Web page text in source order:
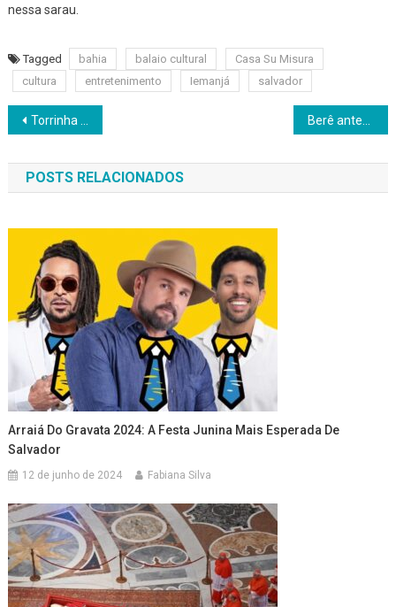
nessa sarau.
Tagged bahia balaio cultural
Casa Su Misura
cultura
entretenimento Iemanjá salvador
Navegação
de
Post
Torrinha Club traz a mistura de ritmos com Belo, Matheus e Kauan e Timbalada Berê antecipa festejos de 2 de Fevereiro com edição privativo da Bereguedê no Rio Vermelho
POSTS RELACIONADOS
Arraiá Do Gravata 2024: A Festa Junina Mais Esperada De
Salvador
12 de junho de 2024 Fabiana Silva